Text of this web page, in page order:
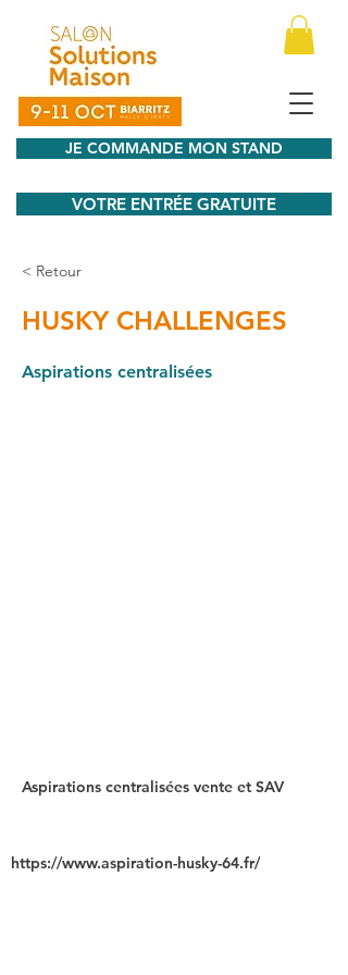
JE COMMANDE MON STAND
VOTRE ENTRÉE GRATUITE
< Retour
HUSKY CHALLENGES
Aspirations centralisées
Aspirations centralisées vente et SAV
https://www.aspiration-husky-64.fr/